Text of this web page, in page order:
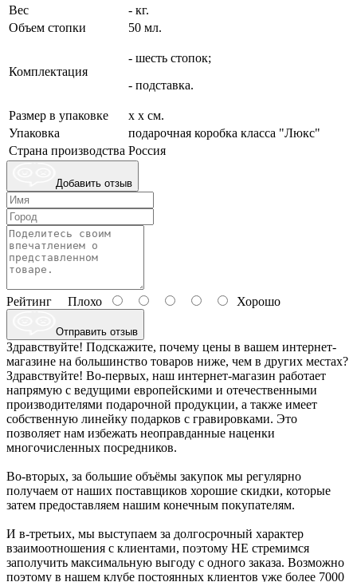
Вес
- кг.
Объем стопки
50 мл.
Комплектация
- шесть стопок;
- подставка.
Размер в упаковке
х х см.
Упаковка
подарочная коробка класса "Люкс"
Страна производства Россия
Добавить отзыв
Рейтинг Плохо Хорошо
Отправить отзыв
Здравствуйте! Подскажите, почему цены в вашем интернет-
магазине на большинство товаров ниже, чем в других местах?
Здравствуйте! Во-первых, наш интернет-магазин работает
напрямую с ведущими европейскими и отечественными
производителями подарочной продукции, а также имеет
собственную линейку подарков с гравировками. Это
позволяет нам избежать неоправданные наценки
многочисленных посредников.
Во-вторых, за большие объёмы закупок мы регулярно
получаем от наших поставщиков хорошие скидки, которые
затем предоставляем нашим конечным покупателям.
И в-третьих, мы выступаем за долгосрочный характер
взаимоотношения с клиентами, поэтому НЕ стремимся
заполучить максимальную выгоду с одного заказа. Возможно
поэтому в нашем клубе постоянных клиентов уже более 7000